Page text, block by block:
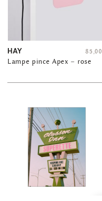
HAY
Lampe pince Apex – rose
85,00